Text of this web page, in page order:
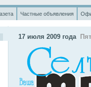
Частные объявления
17 июля 2009 года